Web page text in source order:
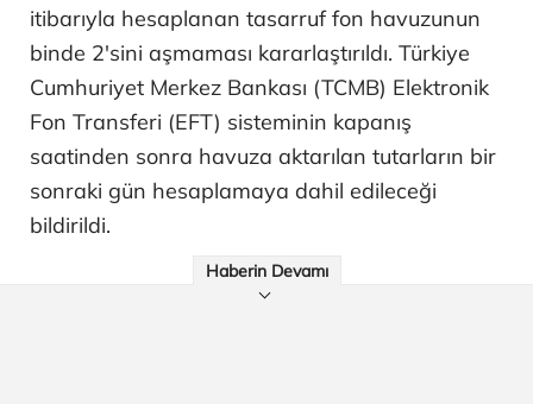
itibarıyla hesaplanan tasarruf fon havuzunun
binde 2'sini aşmaması kararlaştırıldı. Türkiye
Cumhuriyet Merkez Bankası (TCMB) Elektronik
Fon Transferi (EFT) sisteminin kapanış
saatinden sonra havuza aktarılan tutarların bir
sonraki gün hesaplamaya dahil edileceği
bildirildi.
Haberin Devamı